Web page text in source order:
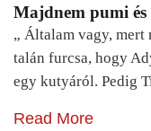
Majdnem pumi és
„ Általam vagy,
talán furcsa, hogy
egy kutyáról. Pedig
Read More